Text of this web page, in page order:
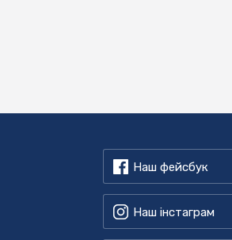
Наш фейсбук
Наш інстаграм